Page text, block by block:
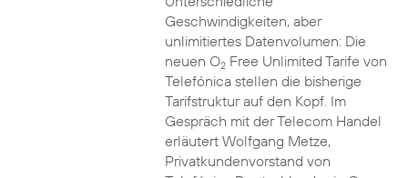
Geschwindigkeiten, aber
unlimitiertes Datenvolumen: Die
neuen O2Free Unlimited Tarife von
Telefónica stellen die bisherige
Tarifstruktur auf den Kopf. Im
Gespräch mit der Telecom Handel
erläutert Wolfgang Metze,
Privatkundenvorstand von